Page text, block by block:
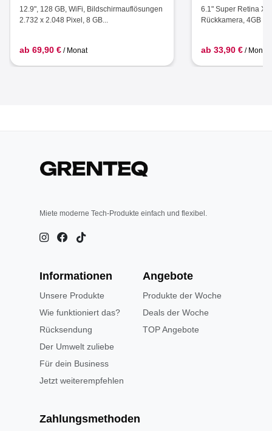
12.9", 128 GB, WiFi, Bildschirmauflösungen
2.732 x 2.048 Pixel, 8 GB...
ab 69,90 € / Monat
6.1" Super Retina
Rückkamera, 4GB
ab 33,90 € / Monat
Miete moderne Tech-Produkte einfach und flexibel.
Informationen
Unsere Produkte
Wie funktioniert das?
Rücksendung
Der Umwelt zuliebe
Für dein Business
Jetzt weiterempfehlen
Angebote
Produkte der Woche
Deals der Woche
TOP Angebote
Zahlungsmethoden